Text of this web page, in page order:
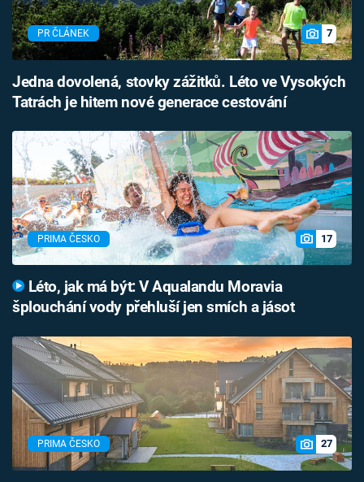
PR ČLÁNEK 7
Jedna dovolená, stovky zážitků. Léto ve Vysokých
Tatrách je hitem nové generace cestování
PRIMA ČESKO 17
Léto, jak má být: V Aqualandu Moravia
šplouchání vody přehluší jen smích a jásot
PRIMA ČESKO 27